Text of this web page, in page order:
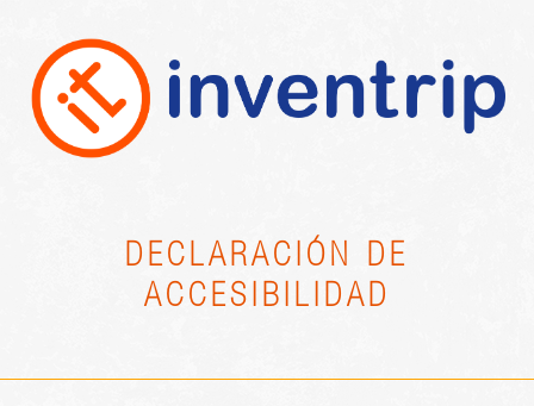
DECLARACIÓN DE
ACCESIBILIDAD